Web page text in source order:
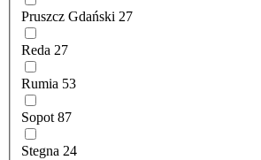
Pruszcz Gdański 27
Reda 27
Rumia 53
Sopot 87
Stegna 24